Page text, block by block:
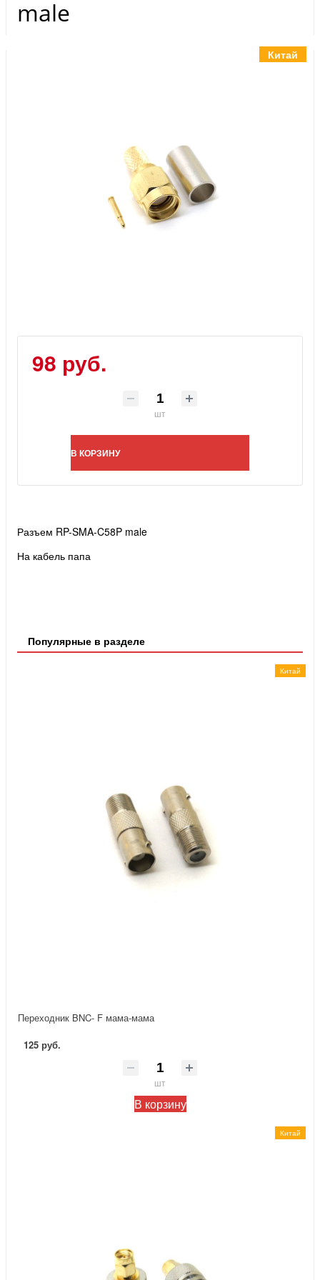
male
Китай
98 руб.
шт
В КОРЗИНУ
Разъем RP-SMA-C58P male
На кабель папа
Популярные в разделе
Китай
Переходник BNC- F мама-мама
125 руб.
шт
В корзину
Китай